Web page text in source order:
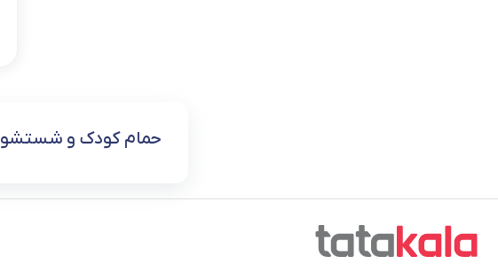
حمام کودک و شستشو